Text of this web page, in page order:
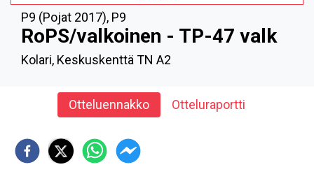
P9 (Pojat 2017), P9
RoPS/valkoinen - TP-47 valk
Kolari, Keskuskenttä TN A2
Otteluennakko Otteluraportti